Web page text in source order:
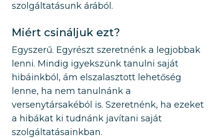
szolgáltatásunk árából.
Miért csináljuk ezt?
Egyszerű. Egyrészt szeretnénk a legjobbak
lenni. Mindig igyekszünk tanulni saját
hibáinkból, ám elszalasztott lehetőség
lenne, ha nem tanulnánk a
versenytársakéból is. Szeretnénk, ha ezeket
a hibákat ki tudnánk javítani saját
szolgáltatásainkban.